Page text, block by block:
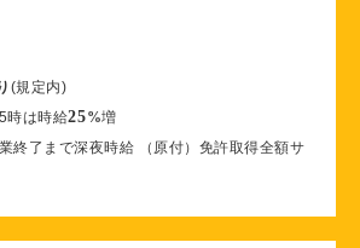
(規定内)
時は時給25%増
終了まで深夜時給 （原付）免許取得全額サ